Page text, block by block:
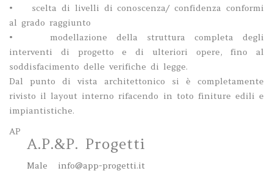
• scelta di livelli di conoscenza/ confidenza conformi
al grado raggiunto
• modellazione della struttura completa degli
interventi di progetto e di ulteriori opere, fino al
soddisfacimento delle verifiche di legge.
Dal punto di vista architettonico si è completamente
rivisto il layout interno rifacendo in toto finiture edili e
impiantistiche.
AP
A.P.&P. Progetti
Male info@app-progetti.it